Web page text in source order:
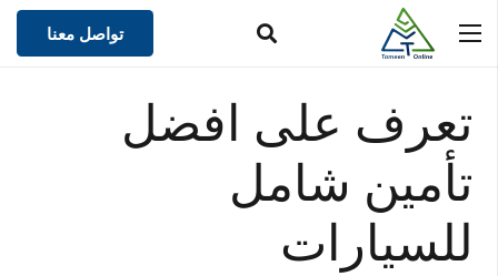
تواصل معنا
تعرف على افضل
تأمين شامل
للسيارات